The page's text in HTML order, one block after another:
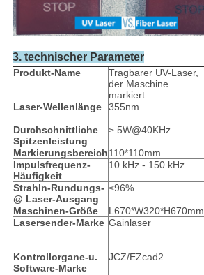
3. technischer Parameter
Produkt-Name
Tragbarer UV-Laser,
der Maschine
markiert
Laser-Wellenlänge 355nm
Durchschnittliche
Spitzenleistung
≥ 5W@40KHz
Markierungsbereich110*110mm
Impulsfrequenz-
Häufigkeit
10 kHz - 150 kHz
Strahln-Rundungs-
@ Laser-Ausgang
≤96%
Maschinen-Größe L670*W320*H670mm
Lasersender-Marke Gainlaser
Kontrollorgane-u.
Software-Marke
JCZ/EZcad2